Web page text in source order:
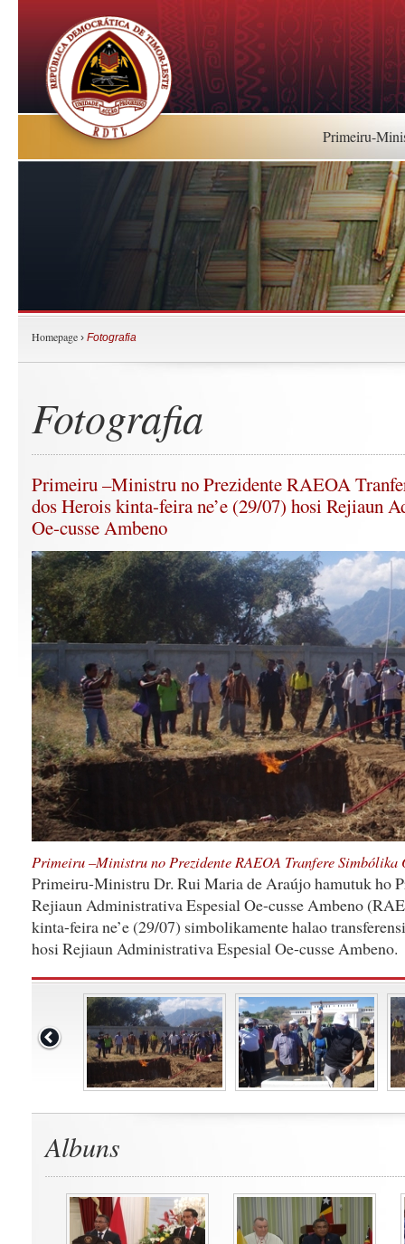
Primeiru-
Homepage › Fotografia
Fotografia
Primeiru –Ministru no Prezidente RAEOA
dos Herois kinta-feira ne’e (29/07) hosi Rejiaun
Oe-cusse Ambeno
Primeiru –Ministru no Prezidente RAEOA Tranfere Simbólika
Primeiru-Ministru Dr. Rui Maria de Araújo hamutuk ho
Rejiaun Administrativa Espesial Oe-cusse Ambeno
kinta-feira ne’e (29/07) simbolikamente halao
hosi Rejiaun Administrativa Espesial Oe-cusse Ambeno.
Albuns